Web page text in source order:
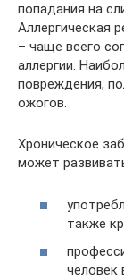
попадания на
Аллергическая
– чаще всего
аллергии.
повреждения,
ожогов.
Хроническое
может
также
человек